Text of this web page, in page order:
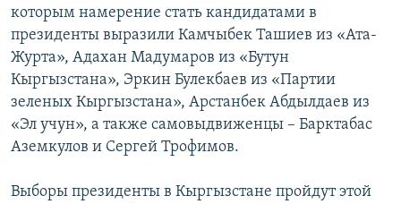
которым намерение стать кандидатами в
президенты выразили Камчыбек Ташиев из «Ата-
Журта», Адахан Мадумаров из «Бутун
Кыргызстана», Эркин Булекбаев из «Партии
зеленых Кыргызстана», Арстанбек Абдылдаев из
«Эл учун», а также самовыдвиженцы – Барктабас
Аземкулов и Сергей Трофимов.
Выборы президенты в Кыргызстане пройдут этой